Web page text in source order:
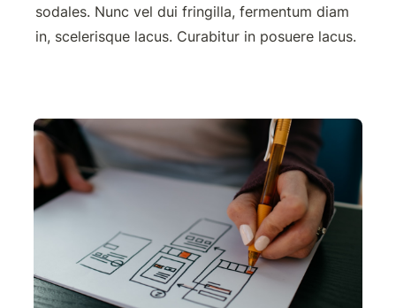
sodales. Nunc vel dui fringilla, fermentum diam
in, scelerisque lacus. Curabitur in posuere lacus.